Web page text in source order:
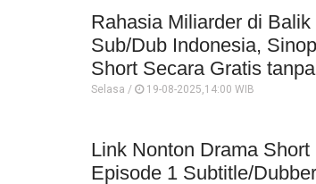
Rahasia Miliarder di
Sub/Dub Indonesia,
Short Secara Gratis
Selasa / 19-08-2025,14:00 WIB
Link Nonton Drama
Episode 1 Subtitle/